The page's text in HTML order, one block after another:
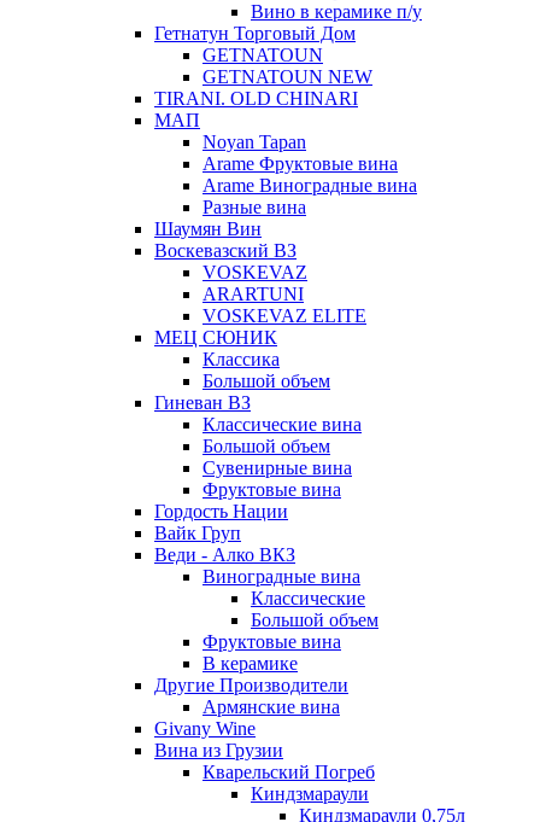
Вино в керамике п/у
Гетнатун Торговый Дом
GETNATOUN
GETNATOUN NEW
TIRANI. OLD CHINARI
МАП
Noyan Tapan
Arame Фруктовые вина
Arame Виноградные вина
Разные вина
Шаумян Вин
Воскевазский ВЗ
VOSKEVAZ
ARARTUNI
VOSKEVAZ ELITE
МЕЦ СЮНИК
Классика
Большой объем
Гиневан ВЗ
Классические вина
Большой объем
Сувенирные вина
Фруктовые вина
Гордость Нации
Вайк Груп
Веди - Алко ВКЗ
Виноградные вина
Классические
Большой объем
Фруктовые вина
В керамике
Другие Производители
Армянские вина
Givany Wine
Вина из Грузии
Кварельский Погреб
Киндзмараули
Киндзмараули 0,75л